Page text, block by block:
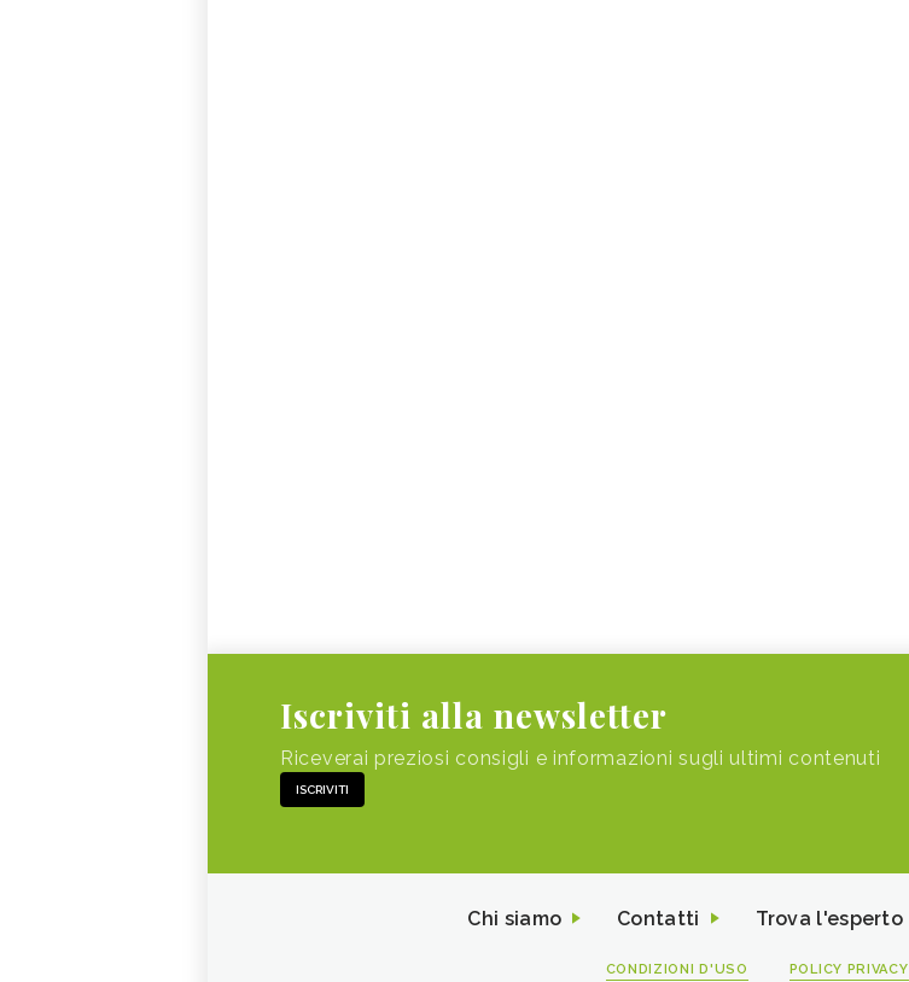
Iscriviti alla newsletter
Riceverai preziosi consigli e informazioni sugli ultimi contenuti
ISCRIVITI
Chi siamo Contatti Trova l'esperto
CONDIZIONI D'USO POLICY PRIVACY